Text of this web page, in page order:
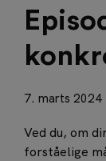
7. marts 2024
Ved du, om
forståelige